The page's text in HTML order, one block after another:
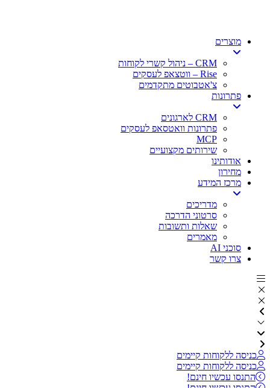
מוצרים
CRM – ניהול קשרי לקוחות
Rise – ווטצאפ לעסקים
צ'אטבוטים מתקדמים
פתרונות
CRM לארגונים
פתרונות וואטסאפ לעסקים
MCP
שירותים מקצועיים
אודותינו
מחירון
מרכז המידע
מדריכים
סרטוני הדרכה
שאלות ותשובות
מאמרים
סוכני AI
צרו קשר
כניסה ללקוחות קיימים
כניסה ללקוחות קיימים
התנסו עכשיו חינם!